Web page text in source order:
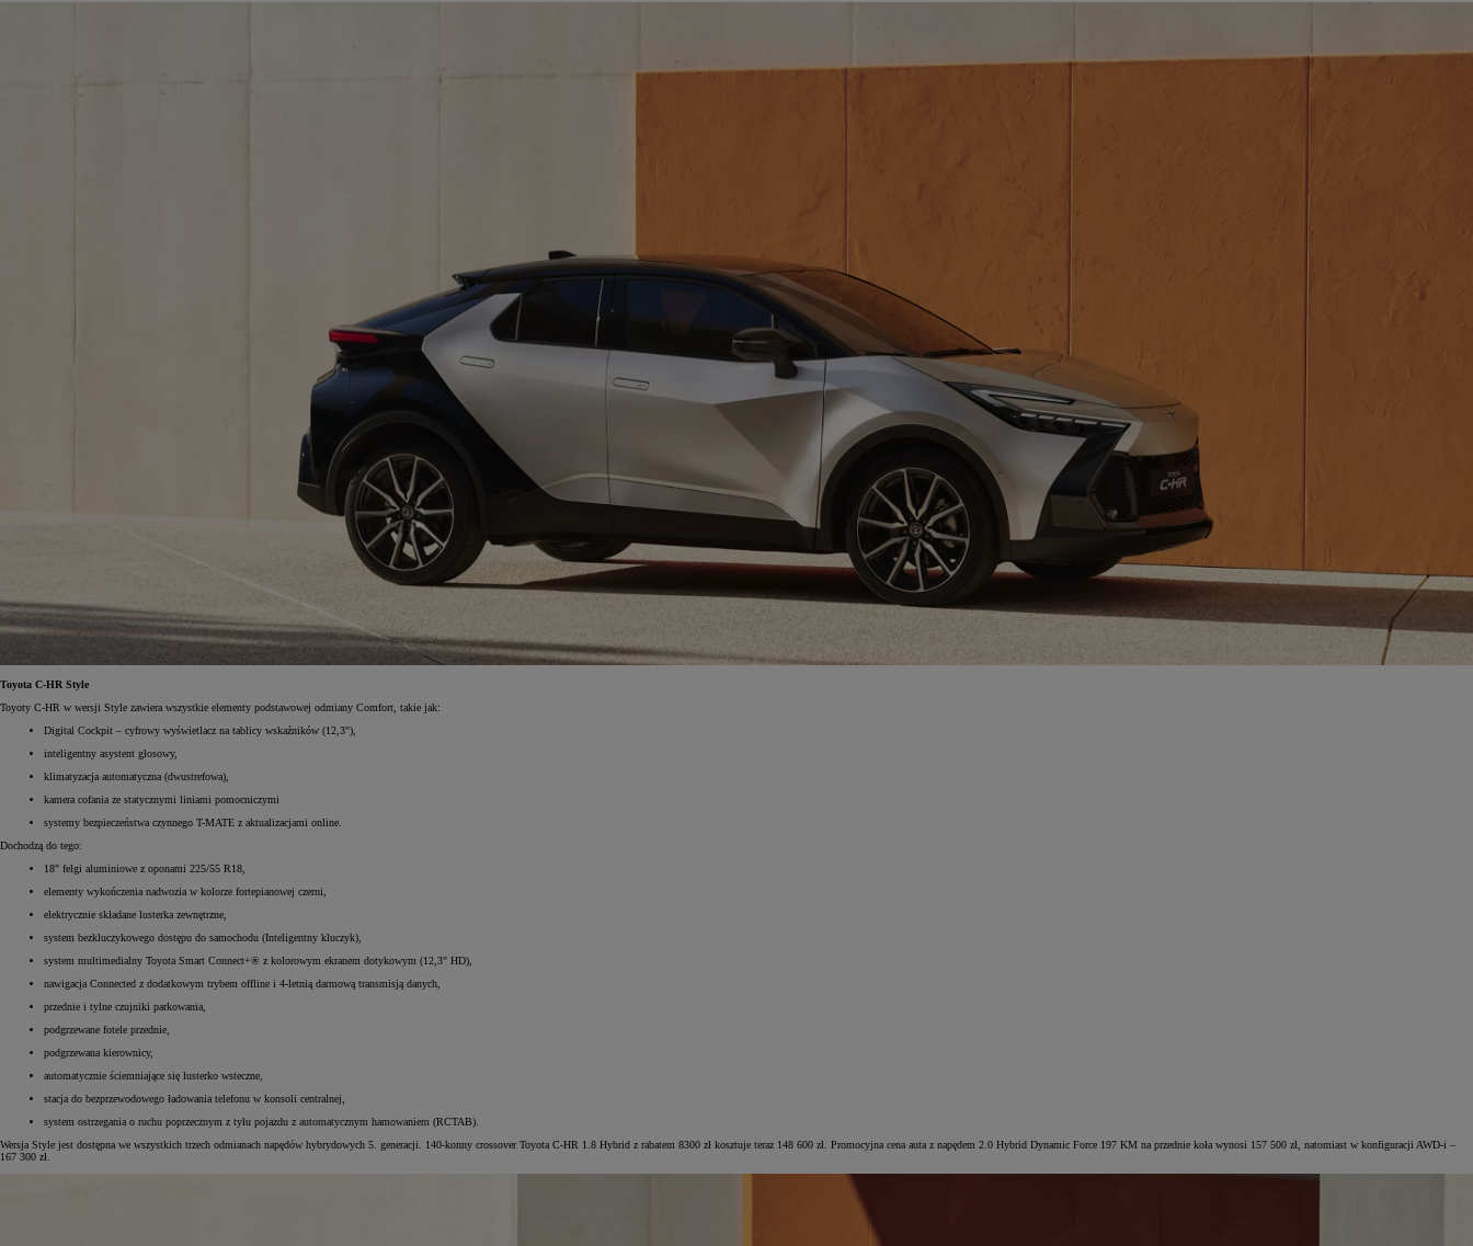
Toyota C-HR Style
Toyoty C-HR w wersji Style zawiera wszystkie elementy podstawowej odmiany Comfort, takie jak:
Digital Cockpit – cyfrowy wyświetlacz na tablicy wskaźników (12,3"),
inteligentny asystent głosowy,
klimatyzacja automatyczna (dwustrefowa),
kamera cofania ze statycznymi liniami pomocniczymi
systemy bezpieczeństwa czynnego T-MATE z aktualizacjami online.
Dochodzą do tego:
18" felgi aluminiowe z oponami 225/55 R18,
elementy wykończenia nadwozia w kolorze fortepianowej czerni,
elektrycznie składane lusterka zewnętrzne,
system bezkluczykowego dostępu do samochodu (Inteligentny kluczyk),
system multimedialny Toyota Smart Connect+® z kolorowym ekranem dotykowym (12,3" HD),
nawigacja Connected z dodatkowym trybem offline i 4-letnią darmową transmisją danych,
przednie i tylne czujniki parkowania,
podgrzewane fotele przednie,
podgrzewana kierownicy,
automatycznie ściemniające się lusterko wsteczne,
stacja do bezprzewodowego ładowania telefonu w konsoli centralnej,
system ostrzegania o ruchu poprzecznym z tyłu pojazdu z automatycznym hamowaniem (RCTAB).
Wersja Style jest dostępna we wszystkich trzech odmianach napędów hybrydowych 5. generacji. 140-konny crossover Toyota C-HR 1.8 Hybrid z rabatem 8300 zł kosztuje teraz 148 600 zł. Promocyjna cena auta z napędem 2.0 Hybrid Dynamic Force 197 KM na przednie koła wynosi 157 500 zł, natomiast w konfiguracji AWD-i –
167 300 zł.